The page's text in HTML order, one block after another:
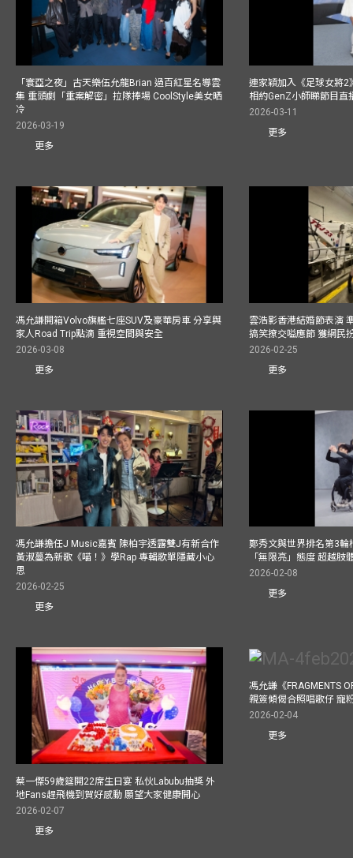
「寰亞之夜」古天樂伍允龍Brian 過百紅星名導雲
集 重頭劇「重案解密」拉隊捧場 CoolStyle美女晒
冷
2026-03-19
更多
連家穎加入《足球女將
相約GenZ小師睇節目直
2026-03-11
更多
馮允謙開箱Volvo旗艦七座SUV及豪華房車 分享與
家人Road Trip點滴 重視空間與安全
2026-03-08
更多
雲浩影香港結婚節表演
搞笑撩交嗌應節 獲網民
2026-02-25
更多
馮允謙擔任J Music嘉賓 陳柏宇透露雙J有新合作
黃淑蔓為新歌《喵！》學Rap 專輯歌單隱藏小心
思
2026-02-25
更多
鄭秀文與世界排名第3輪
「無限亮」態度 超越肢
2026-02-08
更多
蔡一傑59歲筵開22席生日宴 私伙Labubu抽獎 外
地Fans趕飛機到賀好感動 願望大家健康開心
2026-02-07
更多
馮允謙《FRAGMENTS
親簽傾偈合照唱歌仔 寵
2026-02-04
更多